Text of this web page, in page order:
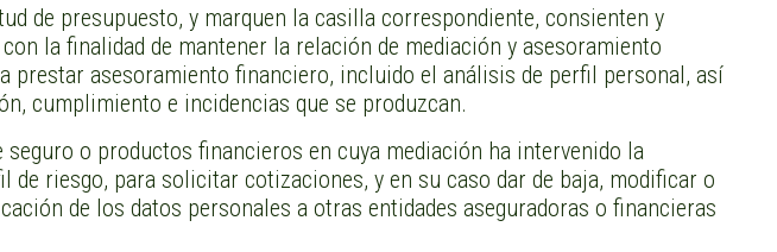
de presupuesto, y marquen la casilla correspondiente, consienten y
la finalidad de mantener la relación de mediación y asesoramiento
asesoramiento financiero, incluido el análisis de perfil personal, así
cumplimiento e incidencias que se produzcan.
o productos financieros en cuya mediación ha intervenido la
riesgo, para solicitar cotizaciones, y en su caso dar de baja, modificar o
de los datos personales a otras entidades aseguradoras o financieras